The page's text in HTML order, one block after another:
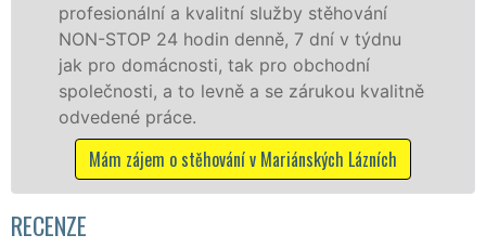
technikou. Tyto služby zajišťujeme
domácnostem i firmám v celém okresu
se zárukou kvality franchisové sítě EXTRA
STĚHOVÁNÍ. Nabízíme stěhovací služby
NON-STOP včetně víkendů a svátků bez
příplatků.
Mám zájem o stěhovací služby v Mariánských